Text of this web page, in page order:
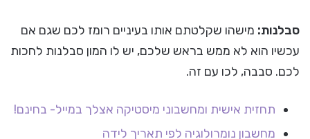
סבלנות: מישהו שקלטתם אותו בעיניים רומז לכם שגם אם
עכשיו הוא לא ממש בראש שלכם, יש לו המון סבלנות לחכות
לכם. סבבה, לכו עם זה.
תחזית אישית ומחשבוני מיסטיקה אצלך במייל- בחינם!
מחשבון נומרולוגיה לפי תאריך לידה